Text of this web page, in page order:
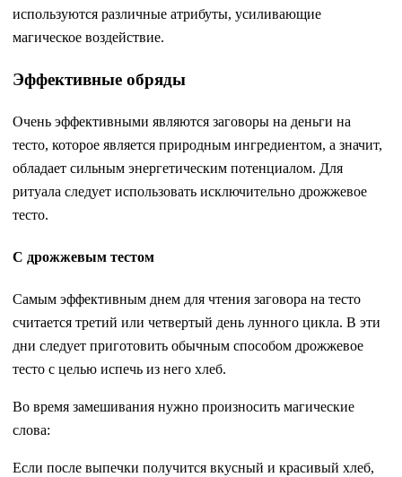
используются различные атрибуты, усиливающие
магическое воздействие.
Эффективные обряды
Очень эффективными являются заговоры на деньги на
тесто, которое является природным ингредиентом, а значит,
обладает сильным энергетическим потенциалом. Для
ритуала следует использовать исключительно дрожжевое
тесто.
С дрожжевым тестом
Самым эффективным днем для чтения заговора на тесто
считается третий или четвертый день лунного цикла. В эти
дни следует приготовить обычным способом дрожжевое
тесто с целью испечь из него хлеб.
Во время замешивания нужно произносить магические
слова:
Если после выпечки получится вкусный и красивый хлеб,